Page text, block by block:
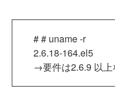
# # uname -r
2.6.18-164.el5
→要件は2.6.9 以上